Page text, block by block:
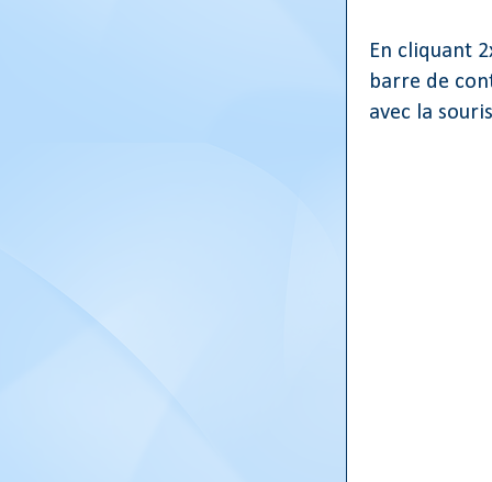
En cliquant
barre de
avec la